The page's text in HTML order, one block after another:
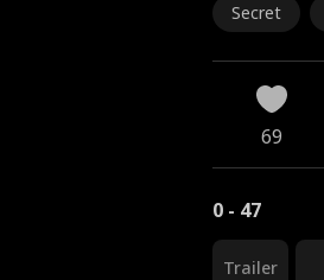
Secret
69
0 - 47
Trailer